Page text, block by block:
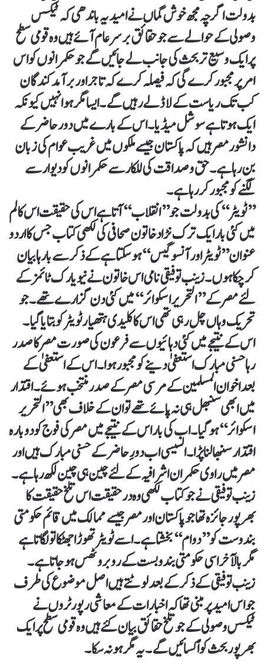
بدولت اگرچہ مجھ خوش گماں نے امید یہ باندھی کہ ٹیکس
وصولی کے حوالے سے جو حقائق برسرعام آئے ہیں وہ قومی سطح
پر ایک وسیع تر بحث کی جانب لے جائیں گے جو حکمرانوں کو اس
امر پر مجبور کرے گی کہ فیصلہ کرے کہ تاجر اور برآمدکندگان
کب تک ریاست کے لاڈلے رہیں گے۔ ایسا مگر ہوا نہیں کیونکہ
ایک ہوتا ہے سوشل میڈیا۔ اس کے بارے میں دور حاضر کے
دانشور مصر ہیں کہ پاکستان جیسے ملکوں میں غریب عوام کی زبان
بن رہا ہے۔ حق وصداقت کی للکار سے حکمرانوں کو دیوار سے
لگنے کو مجبور کررہا ہے۔
’’ٹویٹر‘‘ کی بدولت جو ’’انقلاب‘‘ آتا ہے اس کی حقیقت اس کالم
میں کئی بار ایک ترک نڑاد خاتون صحافی کی لکھی کتاب جس کا اردو
عنوان ’’ٹویٹر اور آنسوگیس‘‘ ہوسکتا ہے کے ذکر سے بارہا بیان
کرچکا ہوں۔ زینب توفیقی نامی اس خاتون نے نیویارک ٹائمز کے
لئے مصر کے ’’التحریر اسکوائر‘‘ میں کئی دن گزارے تھے۔ جو
تحریک وہاں چل رہی تھی اس کا کلیدی ہتھیار ٹویٹر کو بتایا گیا۔
اس کے نتیجے میں کئی دہائیوں سے فرعون کی صورت مصر کا صدر
رہا حسنی مبارک استعفیٰ دینے کو مجبور ہوا۔ اس کے استعفیٰ کے
بعد اخوان المسلمین کے مرسی مصر کے صدر منتخب ہوئے۔ اقتدار
میں ابھی سنبھل ہی نہ پائے تھے تو ان کے خلاف بھی ’’التحریر
اسکوائر‘‘ ہوگیا۔ اب کی بار اس کے نتیجے میں مصر کی فوج کو دوبارہ
اقتدار سنبھالنا پڑا۔ السیسی اب دورِ حاضر کے حسنی مبارک ہیں اور
مصر میں راوی حکمران اشرافیہ کے لئے چین ہی چین لکھ رہا ہے۔
زینب توفیقی نے جو کتاب لکھی وہ درحقیقت اس تلخ حقیقت کا
بھرپور جائزہ تھا جو پاکستان اور مصر جیسے ممالک میں قائم حکومتی
بندوست کو ’’دوام‘‘ بخشتا ہے۔ اسے ٹویٹر تھوڑا جھٹکا تو لگاتا ہے
مگر بالآخر اسی حکومتی بندوبست کے روبرو ٹھس ہوجاتا ہے۔
زینب توفیقی کے ذکر کے بعد لوٹتے ہیں اصل موضوع کی طرف
جو اس امید پر مبنی تھا کہ اخبارات کے معاشی رپورٹروں نے
ٹیکس وصولی کے جو تلخ حقائق بیان کئے ہیں وہ قومی سطح پر ایک
بھرپور بحث کو اْکسائیں گے۔ یہ مگر ہو نہ سکا۔